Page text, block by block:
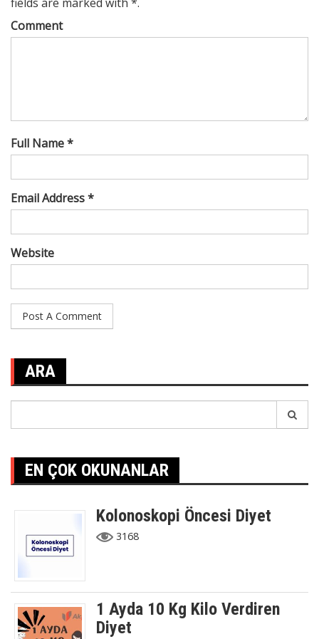
Comment
Full Name *
Email Address *
Website
ARA
EN ÇOK OKUNANLAR
Kolonoskopi Öncesi Diyet
3168
1 Ayda 10 Kg Kilo Verdiren
Diyet